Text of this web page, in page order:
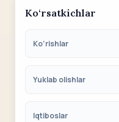
Ko‘rsatkichlar
Ko‘rishlar
Yuklab olishlar
Iqtiboslar